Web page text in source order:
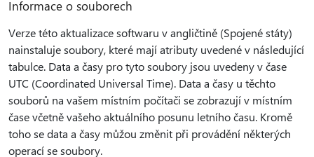
Informace o souborech
Verze této aktualizace softwaru v angličtině (Spojené státy)
nainstaluje soubory, které mají atributy uvedené v následující
tabulce. Data a časy pro tyto soubory jsou uvedeny v čase
UTC (Coordinated Universal Time). Data a časy u těchto
souborů na vašem místním počítači se zobrazují v místním
čase včetně vašeho aktuálního posunu letního času. Kromě
toho se data a časy můžou změnit při provádění některých
operací se soubory.